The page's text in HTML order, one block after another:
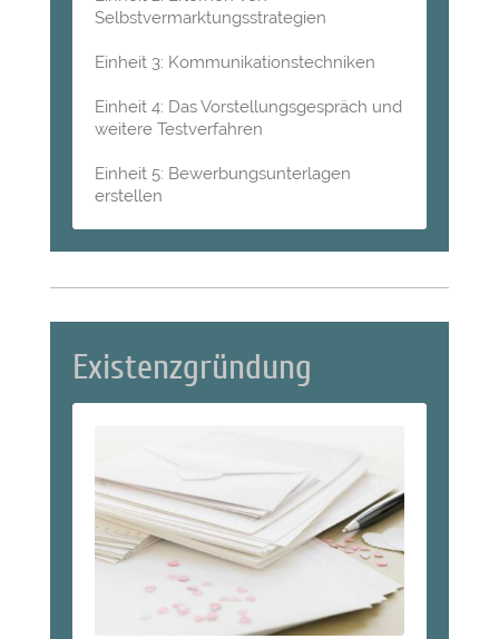
Selbstvermarktungsstrategien
Einheit 3: Kommunikationstechniken
Einheit 4: Das Vorstellungsgespräch und
weitere Testverfahren
Einheit 5: Bewerbungsunterlagen
erstellen
Existenzgründung